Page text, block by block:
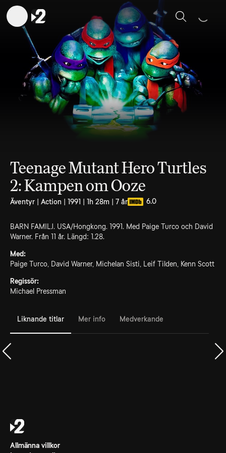
Sök
Teenage Mutant Hero Turtles
2: Kampen om Ooze
Äventyr | Action | 1991 | 1h 28m | 7 år 6.0
BARN FAMILJ. USA/Hongkong. 1991. Med Paige Turco och David
Warner. Från 11 år. Längd: 1.28.
Med:
Paige Turco, David Warner, Michelan Sisti, Leif Tilden, Kenn Scott
Regissör:
Michael Pressman
Liknande titlar Mer info Medverkande
Allmänna villkor